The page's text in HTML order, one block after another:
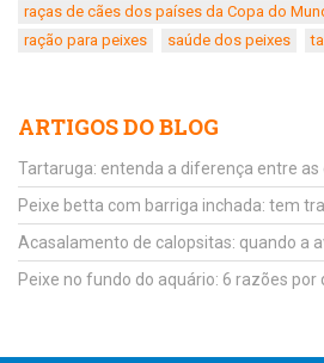
raças de cães dos países da Copa do
ração para peixes
saúde dos peixes
ARTIGOS DO BLOG
Tartaruga: entenda a diferença entre as
Peixe betta com barriga inchada: tem
Acasalamento de calopsitas: quando a
Peixe no fundo do aquário: 6 razões por